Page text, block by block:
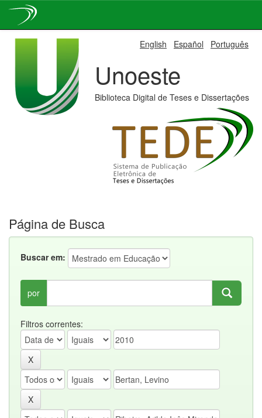
English Español Português
Unoeste
Biblioteca Digital de Teses e Dissertações
Página de Busca
Buscar em:
por
Filtros correntes: